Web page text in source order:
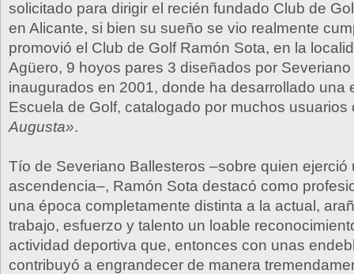
solicitado para dirigir el recién fundado Club de
en Alicante, si bien su sueño se vio realmente
promovió el Club de Golf Ramón Sota, en la
Agüero, 9 hoyos pares 3 diseñados por
inaugurados en 2001, donde ha desarrollado una
Escuela de Golf, catalogado por muchos
Augusta».
Tío de Severiano Ballesteros –sobre quien ejerció
ascendencia–, Ramón Sota destacó como
una época completamente distinta a la actual,
trabajo, esfuerzo y talento un loable
actividad deportiva que, entonces con unas
contribuyó a engrandecer de manera